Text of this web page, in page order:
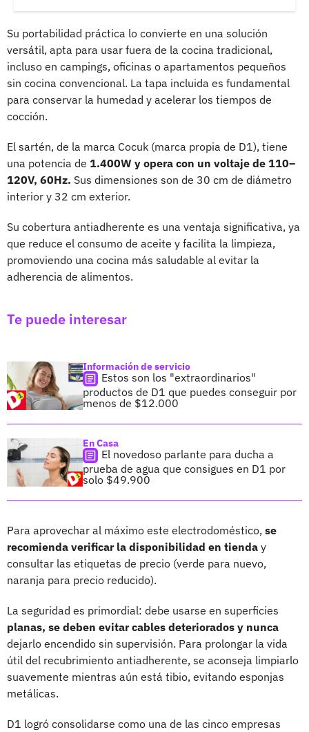
Su portabilidad práctica lo convierte en una solución
versátil, apta para usar fuera de la cocina tradicional,
incluso en campings, oficinas o apartamentos pequeños
sin cocina convencional. La tapa incluida es fundamental
para conservar la humedad y acelerar los tiempos de
cocción.
El sartén, de la marca Cocuk (marca propia de D1), tiene
una potencia de 1.400W y opera con un voltaje de 110–
120V, 60Hz. Sus dimensiones son de 30 cm de diámetro
interior y 32 cm exterior.
Su cobertura antiadherente es una ventaja significativa, ya
que reduce el consumo de aceite y facilita la limpieza,
promoviendo una cocina más saludable al evitar la
adherencia de alimentos.
Te puede interesar
Información de servicio
Estos son los "extraordinarios"
productos de D1 que puedes conseguir por
menos de $12.000
En Casa
El novedoso parlante para ducha a
prueba de agua que consigues en D1 por
solo $49.900
Para aprovechar al máximo este electrodoméstico, se
recomienda verificar la disponibilidad en tienda y
consultar las etiquetas de precio (verde para nuevo,
naranja para precio reducido).
La seguridad es primordial: debe usarse en superficies
planas, se deben evitar cables deteriorados y nunca
dejarlo encendido sin supervisión. Para prolongar la vida
útil del recubrimiento antiadherente, se aconseja limpiarlo
suavemente mientras aún está tibio, evitando esponjas
metálicas.
D1 logró consolidarse como una de las cinco empresas